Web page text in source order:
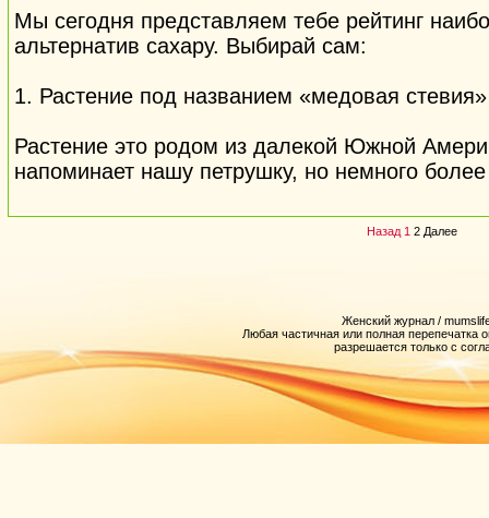
Мы сегодня представляем тебе рейтинг
альтернатив сахару. Выбирай сам:
1. Растение под названием «медовая стевия»
Растение это родом из далекой Южной
напоминает нашу петрушку, но немного
Назад 1 2 Далее
Женский журнал /
Любая частичная или полная перепечатка
разрешается только с